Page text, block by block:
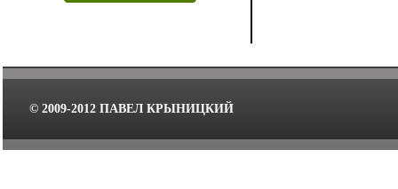
© 2009-2012 ПАВЕЛ КРЫНИЦКИЙ